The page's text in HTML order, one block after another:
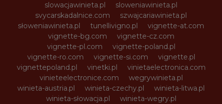
slowacjawinieta.pl
sloweniawinieta.pl
svycarskadalnice.com
szwajcariawinieta.pl
słoweniawinieta.pl
tunellivigno.pl
vignette-at.com
vignette-bg.com
vignette-cz.com
vignette-pl.com
vignette-poland.pl
vignette-ro.com
vignette-si.com
vignette.pl
vignettepoland.pl
vinetki.pl
vinietaelectronica.com
vinieteelectronice.com
wegrywinieta.pl
winieta-austria.pl
winieta-czechy.pl
winieta-litwa.pl
winieta-słowacja.pl
winieta-wegry.pl